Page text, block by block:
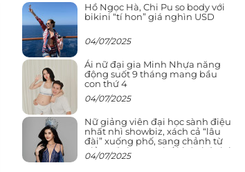
Hồ Ngọc Hà, Chi Pu so body với
bikini “tí hon” giá nghìn USD
04/07/2025
Ái nữ đại gia Minh Nhựa năng
động suốt 9 tháng mang bầu
con thứ 4
04/07/2025
Nữ giảng viên đại học sành điệu
nhất nhì showbiz, xách cả “lâu
đài” xuống phố, sang chảnh từ
giảng đường ra phố khó ai đọ lại
04/07/2025